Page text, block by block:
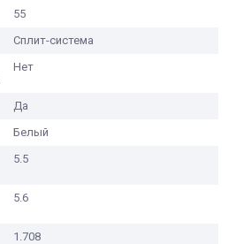
55
Сплит-система
Нет
Да
Белый
5.5
5.6
1.708